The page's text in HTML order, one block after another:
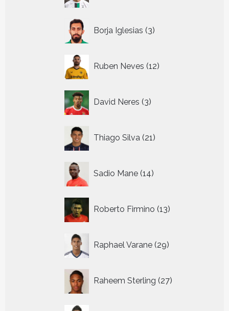
Borja Iglesias 3
producten
Ruben Neves 12
producten
David Neres 3
producten
Thiago Silva 21
producten
Sadio Mane 14
producten
Roberto Firmino 13
producten
Raphael Varane 29
producten
Raheem Sterling 27
producten